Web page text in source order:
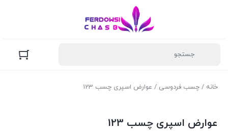
خانه / چسب فردوسی / عوارض اسپری چسب 123
عوارض اسپری چسب 123